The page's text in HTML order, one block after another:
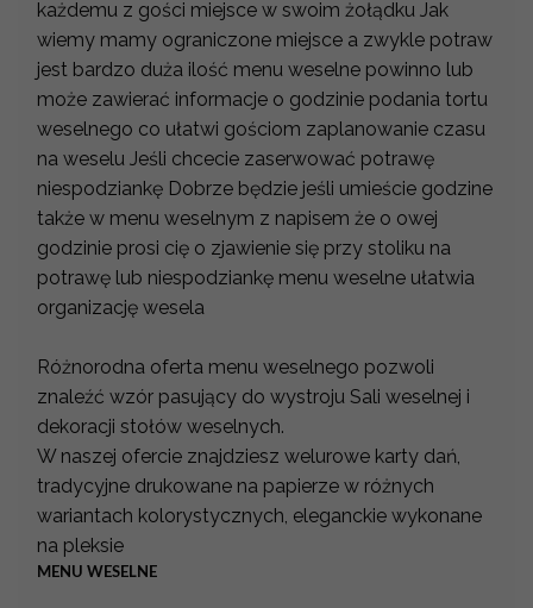
każdemu z gości miejsce w swoim żołądku Jak
wiemy mamy ograniczone miejsce a zwykle potraw
jest bardzo duża ilość menu weselne powinno lub
może zawierać informacje o godzinie podania tortu
weselnego co ułatwi gościom zaplanowanie czasu
na weselu Jeśli chcecie zaserwować potrawę
niespodziankę Dobrze będzie jeśli umieście godzine
także w menu weselnym z napisem że o owej
godzinie prosi cię o zjawienie się przy stoliku na
potrawę lub niespodziankę menu weselne ułatwia
organizację wesela
Różnorodna oferta menu weselnego pozwoli
znaleźć wzór pasujący do wystroju Sali weselnej i
dekoracji stołów weselnych.
W naszej ofercie znajdziesz welurowe karty dań,
tradycyjne drukowane na papierze w różnych
wariantach kolorystycznych, eleganckie wykonane
na pleksie
MENU WESELNE